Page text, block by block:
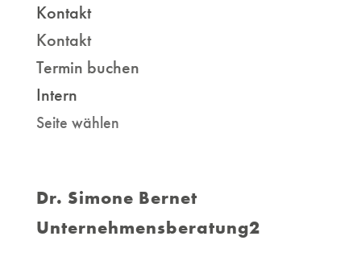
Kontakt
Kontakt
Termin buchen
Intern
Seite wählen
Dr. Simone Bernet
Unternehmensberatung2